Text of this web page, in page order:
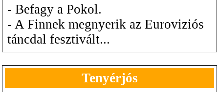
- Befagy a Pokol.
- A Finnek megnyerik az Euroviziós
táncdal fesztivált...
Tenyérjós